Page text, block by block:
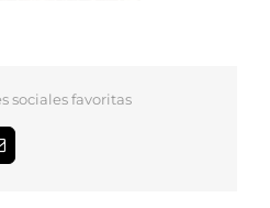
sociales favoritas
Correo
electrónico